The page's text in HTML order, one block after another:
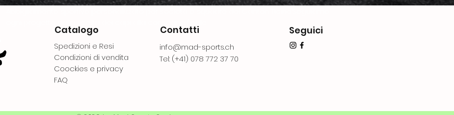
Catalogo
Spedizioni e Resi
Condizioni di vendita
Coockies e privacy
FAQ
Contatti
info@mad-sports.ch
Tel: (+41) 078 772 37 70
Seguici